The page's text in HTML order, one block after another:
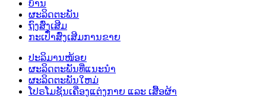
ບ້ານ
ຜະລິດຕະພັນ
ຖົງສົ່ງເສີມ
ກະເປົ໋າສົ່ງເສີມການຂາຍ
ປະລິມານໜ້ອຍ
ຜະລິດຕະພັນທີ່ແນະນໍາ
ຜະລິດຕະພັນໃຫມ່
ໂປຣໂມຊັນເຄື່ອງແຕ່ງກາຍ ແລະ ເສື້ອຜ້າ